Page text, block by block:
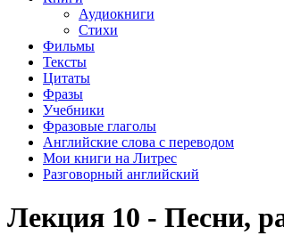
Аудиокниги
Стихи
Фильмы
Тексты
Цитаты
Фразы
Учебники
Фразовые глаголы
Английские слова с переводом
Мои книги на Литрес
Разговорный английский
Лекция 10 - Песни,